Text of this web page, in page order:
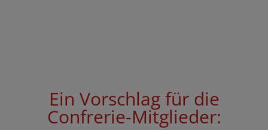
Ein Vorschlag für die
Confrerie-Mitglieder: